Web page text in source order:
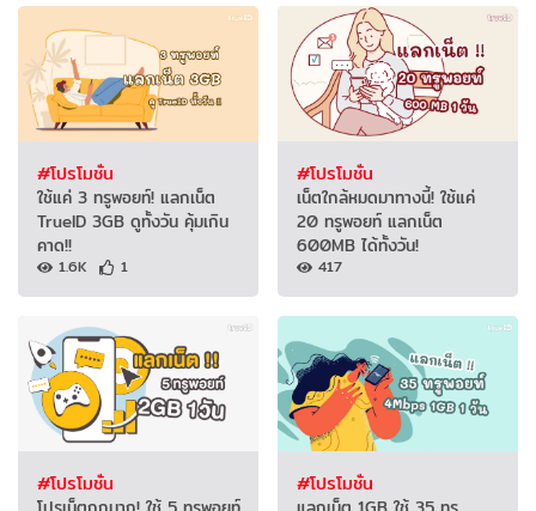
#โปรโมชั่น
ใช้แค่ 3 ทรูพอยท์! แลกเน็ต
TrueID 3GB ดูทั้งวัน คุ้มเกิน
คาด!!
1.6K 1
#โปรโมชั่น
เน็ตใกล้หมดมาทางนี้! ใช้แค่
20 ทรูพอยท์ แลกเน็ต
600MB ได้ทั้งวัน!
417
#โปรโมชั่น #โปรโมชั่น